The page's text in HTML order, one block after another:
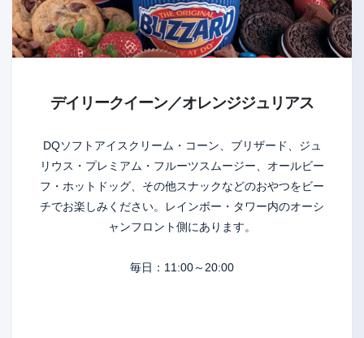
デイリークイーン／オレンジジュリアス
DQソフトアイスクリーム・コーン、ブリザード、ジュ
リウス・プレミアム・フルーツスムージー、オールビー
フ・ホットドッグ、その他スナックなどのおやつをビー
チでお楽しみください。レインボー・タワー内のオーシ
ャンフロント側にあります。
毎日：11:00～20:00